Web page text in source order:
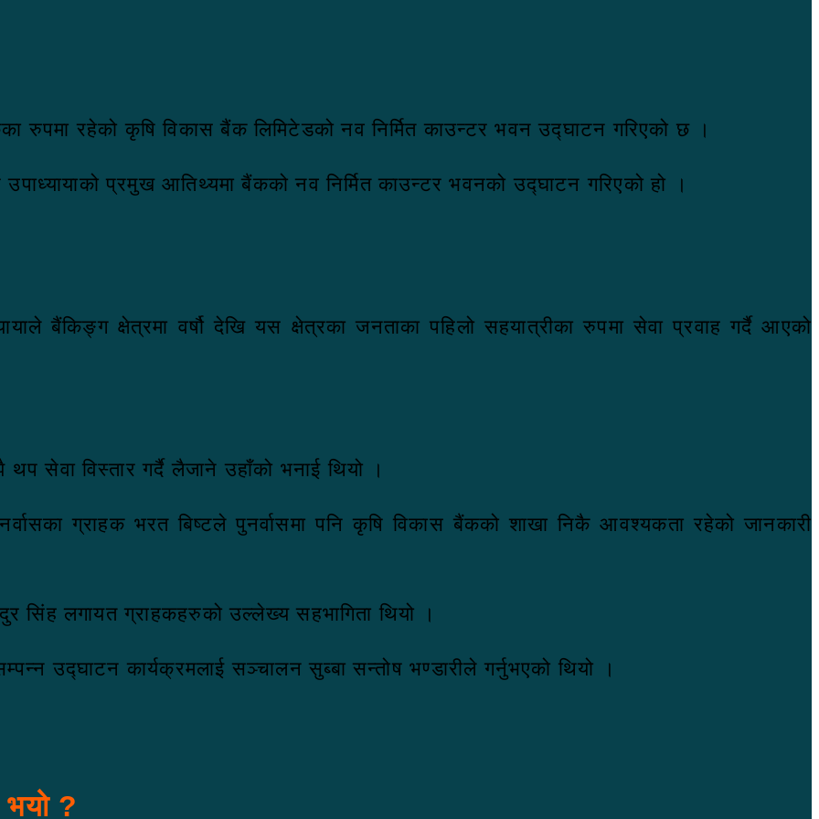
रुपमा रहेको कृषि विकास बैंक लिमिटेडको नव निर्मित काउन्टर भवन उद्घाटन गरिएको छ ।
प्रमुख आतिथ्यमा बैंकको नव निर्मित काउन्टर भवनको उद्घाटन गरिएको हो ।
बैंकिङ्ग क्षेत्रमा वर्षौ देखि यस क्षेत्रका जनताका पहिलो सहयात्रीका रुपमा सेवा प्रवाह गर्दै आएको
सेवा विस्तार गर्दै लैजाने उहाँको भनाई थियो ।
ग्राहक भरत बिष्टले पुनर्वासमा पनि कृषि विकास बैंकको शाखा निकै आवश्यकता रहेको जानकारी
सिंह लगायत ग्राहकहरुको उल्लेख्य सहभागिता थियो ।
उद्घाटन कार्यक्रमलाई सञ्चालन सुब्बा सन्तोष भण्डारीले गर्नुभएको थियो ।
?